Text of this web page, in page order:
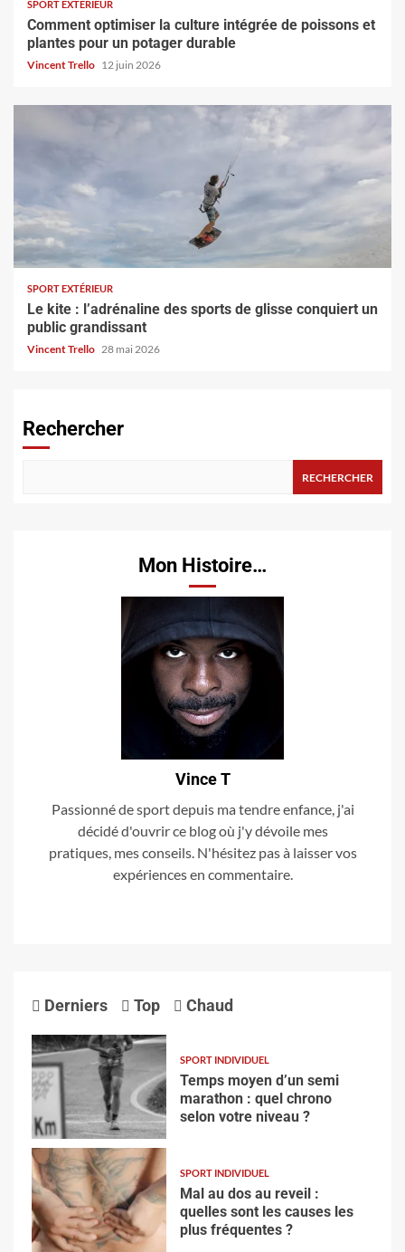
SPORT EXTÉRIEUR
Comment optimiser la culture intégrée de poissons et
plantes pour un potager durable
Vincent Trello 12 juin 2026
SPORT EXTÉRIEUR
Le kite : l’adrénaline des sports de glisse conquiert un
public grandissant
Vincent Trello 28 mai 2026
Rechercher
RECHERCHER
Mon Histoire…
Vince T
Passionné de sport depuis ma tendre enfance, j'ai
décidé d'ouvrir ce blog où j'y dévoile mes
pratiques, mes conseils. N'hésitez pas à laisser vos
expériences en commentaire.
Derniers Top Chaud
SPORT INDIVIDUEL
Temps moyen d’un semi
marathon : quel chrono
selon votre niveau ?
SPORT INDIVIDUEL
Mal au dos au reveil :
quelles sont les causes les
plus fréquentes ?